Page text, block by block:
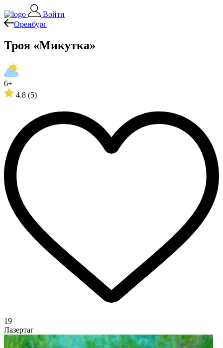
Войти
Оренбург
Троя «Микутка»
6+
4.8 (5)
19
Лазертаг